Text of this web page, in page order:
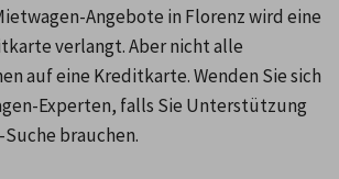
Angebote in Florenz wird eine
verlangt. Aber nicht alle
auf eine Kreditkarte. Wenden Sie sich
Experten, falls Sie Unterstützung
brauchen.